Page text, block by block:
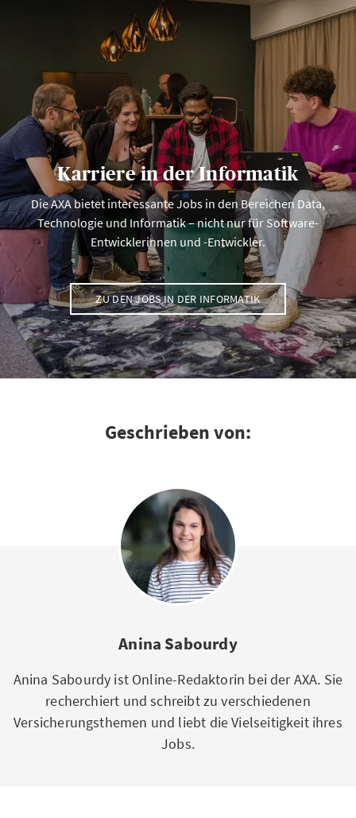
Karriere in der Informatik
Die AXA bietet interessante Jobs in den Bereichen Data,
Technologie und Informatik – nicht nur für Software-
Entwicklerinnen und -Entwickler.
ZU DEN JOBS IN DER INFORMATIK
Geschrieben von:
Anina Sabourdy
Anina Sabourdy ist Online-Redaktorin bei der AXA. Sie
recherchiert und schreibt zu verschiedenen
Versicherungsthemen und liebt die Vielseitigkeit ihres
Jobs.